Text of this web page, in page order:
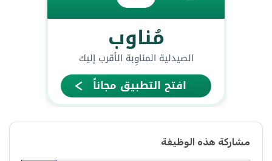
مشاركة هذه الوظيفة